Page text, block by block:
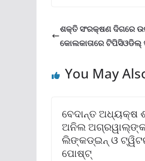
ଶକ୍ତି ସଂରକ୍ଷଣ ଦିଗରେ
କୋଲକାତାରେ ଟିପିସିଓଡିଲ୍
You May
ବେଦାନ୍ତ ଅଧ୍ୟକ୍ଷ
ଅନିଲ
ଲିଙ୍କଡ୍‌ଇନ୍ ଓ
ପୋଷ୍ଟ୍‌